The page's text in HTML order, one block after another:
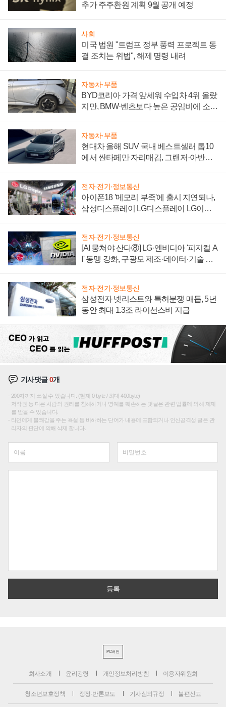
추가 주주환원 계획 9월 공개 예정
사회
미국 법원 "트럼프 정부 풍력 프로젝트 동
결 조치는 위법", 해제 명령 내려
자동차·부품
BYD코리아 가격 앞세워 수입차 4위 올랐
지만, BMW·벤츠보다 높은 공임비에 소비
자동차·부품
현대차 올해 SUV 국내 베스트셀러 톱10
에서 싼타페만 자리매김, 그랜저·아반떼
전자·전기·정보통신
아이폰18 '메모리 부족'에 출시 지연되나,
삼성디스플레이 LG디스플레이 LG이노
전자·전기·정보통신
[AI 뭉쳐야 산다⑧] LG·엔비디아 '피지컬 A
I' 동맹 강화, 구광모 제조·데이터·기술 결
전자·전기·정보통신
삼성전자 넷리스트와 특허분쟁 매듭, 5년
동안 최대 1.3조 라이선스비 지급
기사댓글0개
200자까지 쓰실 수 있습니다. (현재 0 byte / 최대 400byte)
저작권 등 다른 사람의 권리를 침해하거나 명예를 훼손하는 댓글은 관련 법률에 의해 제재
를 받을 수 있습니다.
타인에게 불쾌감을 주는 욕설 등 비하하는 단어가 내용에 포함되거나 인신공격성 글은 관
리자의 판단에 의해 삭제 합니다.
PC버전
회사소개 윤리강령 개인정보처리방침 이용자위원회
청소년보호정책 정정·반론보도 기사심의규정 불편신고